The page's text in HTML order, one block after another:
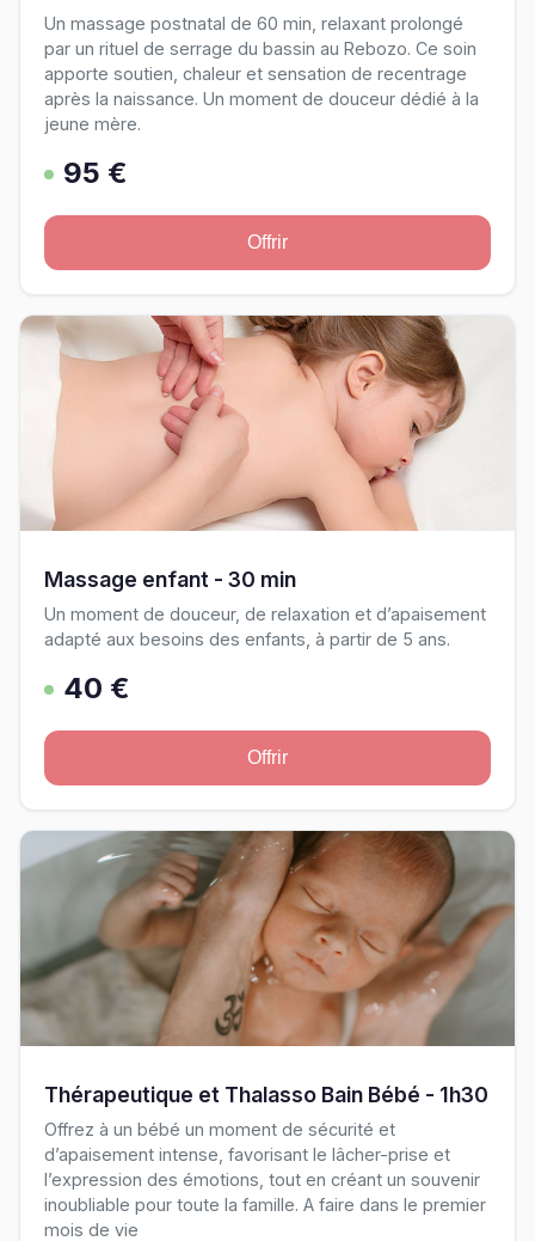
Un massage postnatal de 60 min, relaxant prolongé
par un rituel de serrage du bassin au Rebozo. Ce soin
apporte soutien, chaleur et sensation de recentrage
après la naissance. Un moment de douceur dédié à la
jeune mère.
95 €
Offrir
Massage enfant - 30 min
Un moment de douceur, de relaxation et d’apaisement
adapté aux besoins des enfants, à partir de 5 ans.
40 €
Offrir
Thérapeutique et Thalasso Bain Bébé - 1h30
Offrez à un bébé un moment de sécurité et
d’apaisement intense, favorisant le lâcher-prise et
l’expression des émotions, tout en créant un souvenir
inoubliable pour toute la famille. A faire dans le premier
mois de vie